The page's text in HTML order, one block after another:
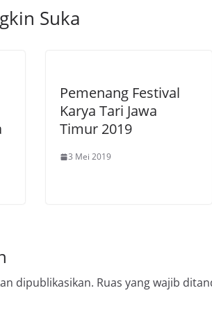
Suka
Pemenang Festival
Karya Tari Jawa
Timur 2019
3 Mei 2019
dipublikasikan. Ruas yang wajib